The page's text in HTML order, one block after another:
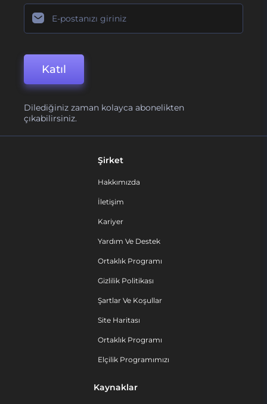
Katıl
Dilediğiniz zaman kolayca abonelikten
çıkabilirsiniz.
Şirket
Hakkımızda
İletişim
Kariyer
Yardım Ve Destek
Ortaklık Programı
Gizlilik Politikası
Şartlar Ve Koşullar
Site Haritası
Ortaklık Programı
Elçilik Programımızı
Kaynaklar